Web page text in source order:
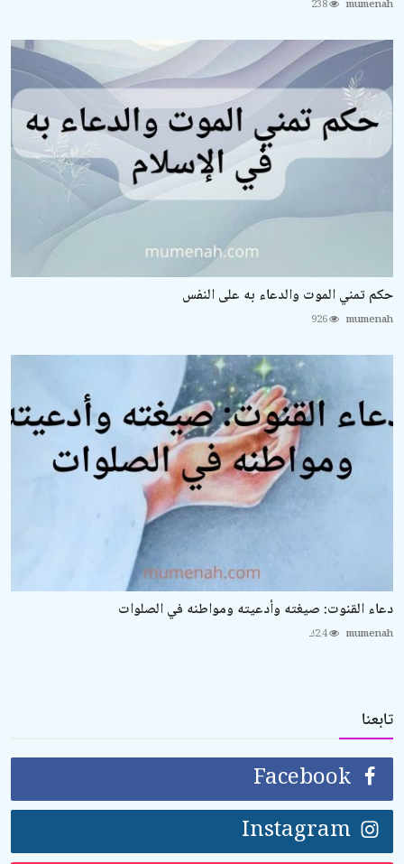
mumenah
حكم تمني الموت والدعاء به على النفس
mumenah
دعاء القنوت: صيغته وأدعيته ومواطنه في الصلوات
mumenah 2.4ك
تابعنا
Facebook
Instagram